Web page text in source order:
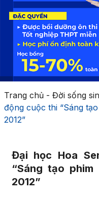
Trang chủ- Đời sống
động cuộc thi “Sáng
2012”
Đại học Hoa
“Sáng tạo phim
2012”